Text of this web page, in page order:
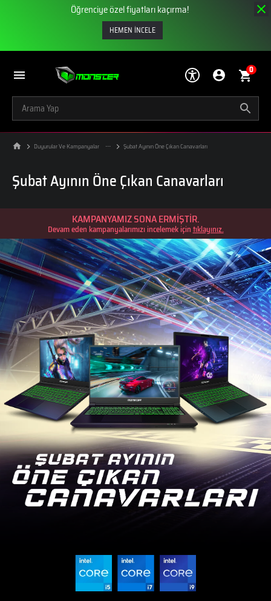
Öğrenciye özel fiyatları kaçırma!
HEMEN İNCELE
0
Duyurular Ve Kampanyalar Şubat Ayının Öne Çıkan Canavarları
Şubat Ayının Öne Çıkan Canavarları
KAMPANYAMIZ SONA ERMİŞTİR.
Devam eden kampanyalarımızı incelemek içintıklayınız.